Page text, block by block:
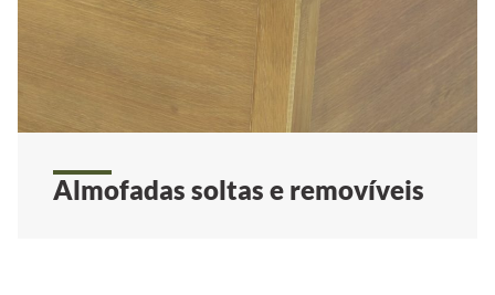
Almofadas soltas e removíveis